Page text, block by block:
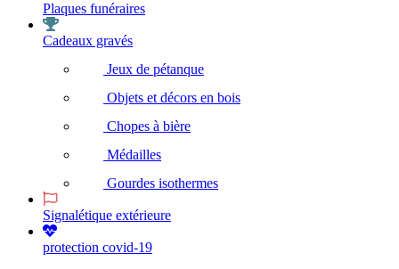
Plaques funéraires
Cadeaux gravés
Jeux de pétanque
Objets et décors en bois
Chopes à bière
Médailles
Gourdes isothermes
Signalétique extérieure
protection covid-19